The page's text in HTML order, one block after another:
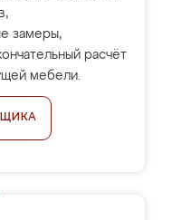
замеры,
расчёт
мебели.